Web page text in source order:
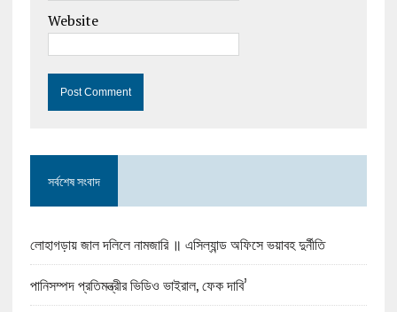
Website
সর্বশেষ সংবাদ
লোহাগড়ায় জাল দলিলে নামজারি ॥ এসিল্যান্ড অফিসে ভয়াবহ দুর্নীতি
পানিসম্পদ প্রতিমন্ত্রীর ভিডিও ভাইরাল, ফেক দাবি’